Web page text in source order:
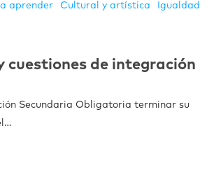
aprender Cultural y artística Igualdad
cuestiones de integración
Secundaria Obligatoria terminar su